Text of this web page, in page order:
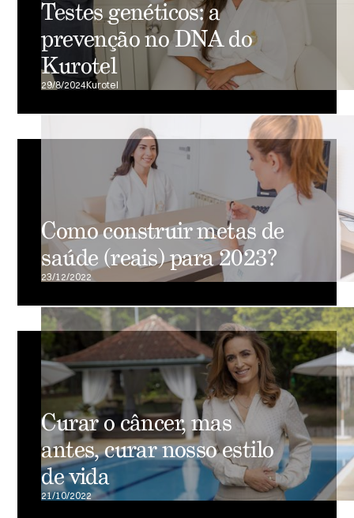
Testes genéticos: a
prevenção no DNA do
Kurotel
29/8/2024Kurotel
Como construir metas de
saúde (reais) para 2023?
23/12/2022
Curar o câncer, mas
antes, curar nosso estilo
de vida
21/10/2022